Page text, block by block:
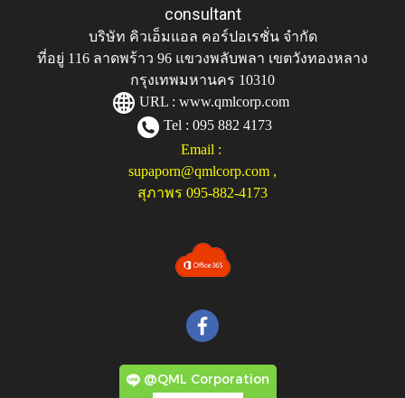
consultant
บริษัท คิวเอ็มแอล คอร์ปอเรชั่น จำกัด
ที่อยู่ 116 ลาดพร้าว 96 แขวงพลับพลา เขตวังทองหลาง
กรุงเทพมหานคร 10310
URL : www.qmlcorp.com
Tel : 095 882 4173
Email :
supaporn@qmlcorp.com ,
สุภาพร 095-882-4173
@QML Corporation